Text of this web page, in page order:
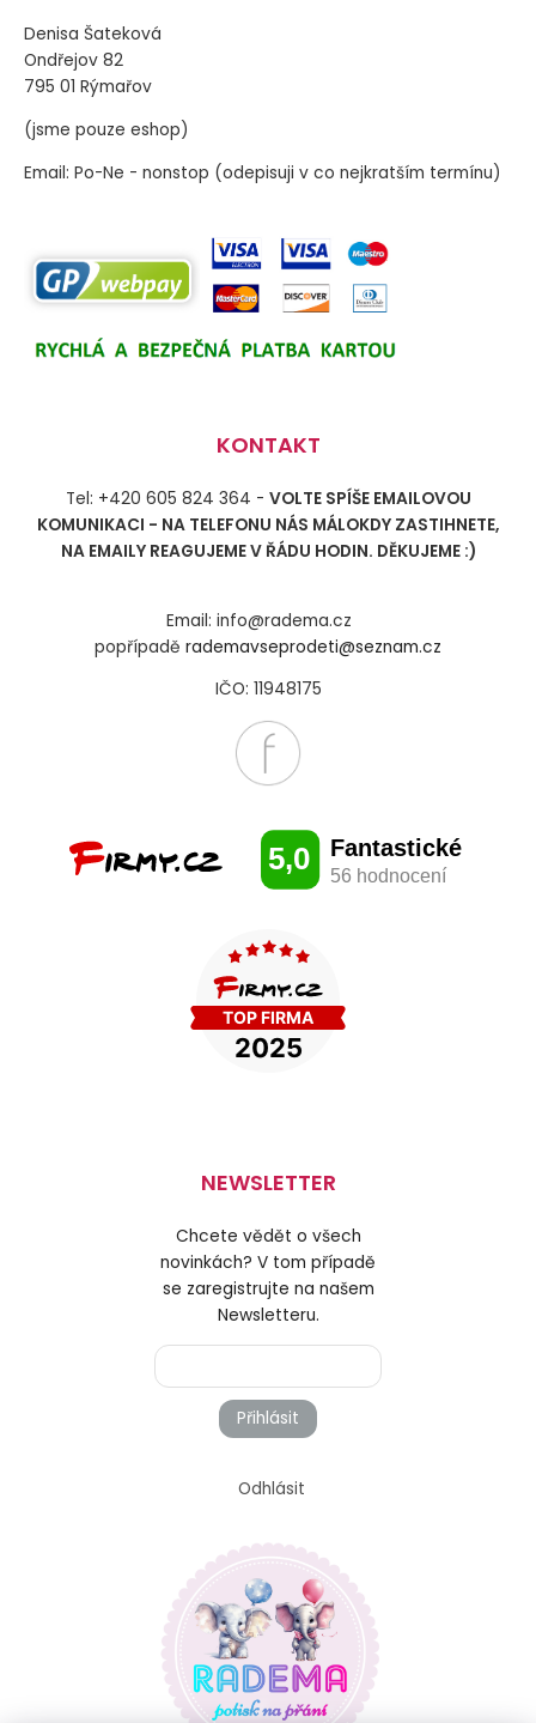
Denisa Šateková
Ondřejov 82
795 01 Rýmařov
(jsme pouze eshop)
Email: Po-Ne - nonstop (odepisuji v co nejkratším termínu)
KONTAKT
Tel: +420 605 824 364 - VOLTE SPÍŠE EMAILOVOU
KOMUNIKACI - NA TELEFONU NÁS MÁLOKDY ZASTIHNETE,
NA EMAILY REAGUJEME V ŘÁDU HODIN. DĚKUJEME :)
Email: info@radema.cz
popřípadě rademavseprodeti@seznam.cz
IČO: 11948175
NEWSLETTER
Chcete vědět o všech
novinkách? V tom případě
se zaregistrujte na našem
Newsletteru.
Přihlásit
Odhlásit